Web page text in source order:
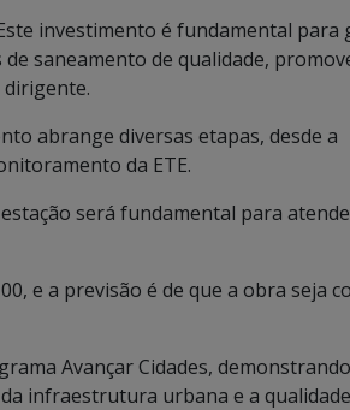
investimento é fundamental para
saneamento de qualidade,
dirigente.
abrange diversas etapas, desde a
da ETE.
será fundamental para
e a previsão é de que a obra seja
Avançar Cidades,
infraestrutura urbana e a